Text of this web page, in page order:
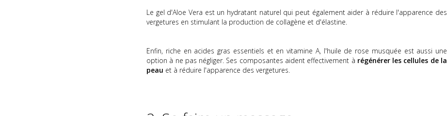
Le gel d'Aloe Vera est un hydratant naturel qui peut également aider à réduire l'apparence des
vergetures en stimulant la production de collagène et d'élastine.
Enfin, riche en acides gras essentiels et en vitamine A, l'huile de rose musquée est aussi une
option à ne pas négliger. Ses composantes aident effectivement à régénérer les cellules de la
peau et à réduire l'apparence des vergetures.